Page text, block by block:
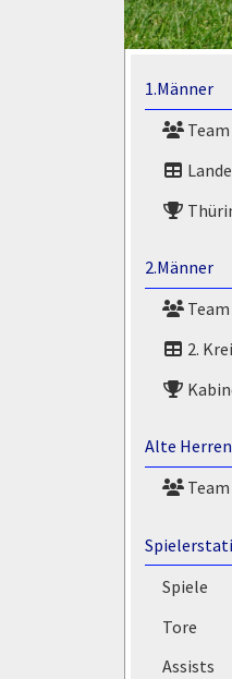
1.Männer
Team
2.Männer
Team
2.
Alte Herren
Team
Spiele
Tore
Assists